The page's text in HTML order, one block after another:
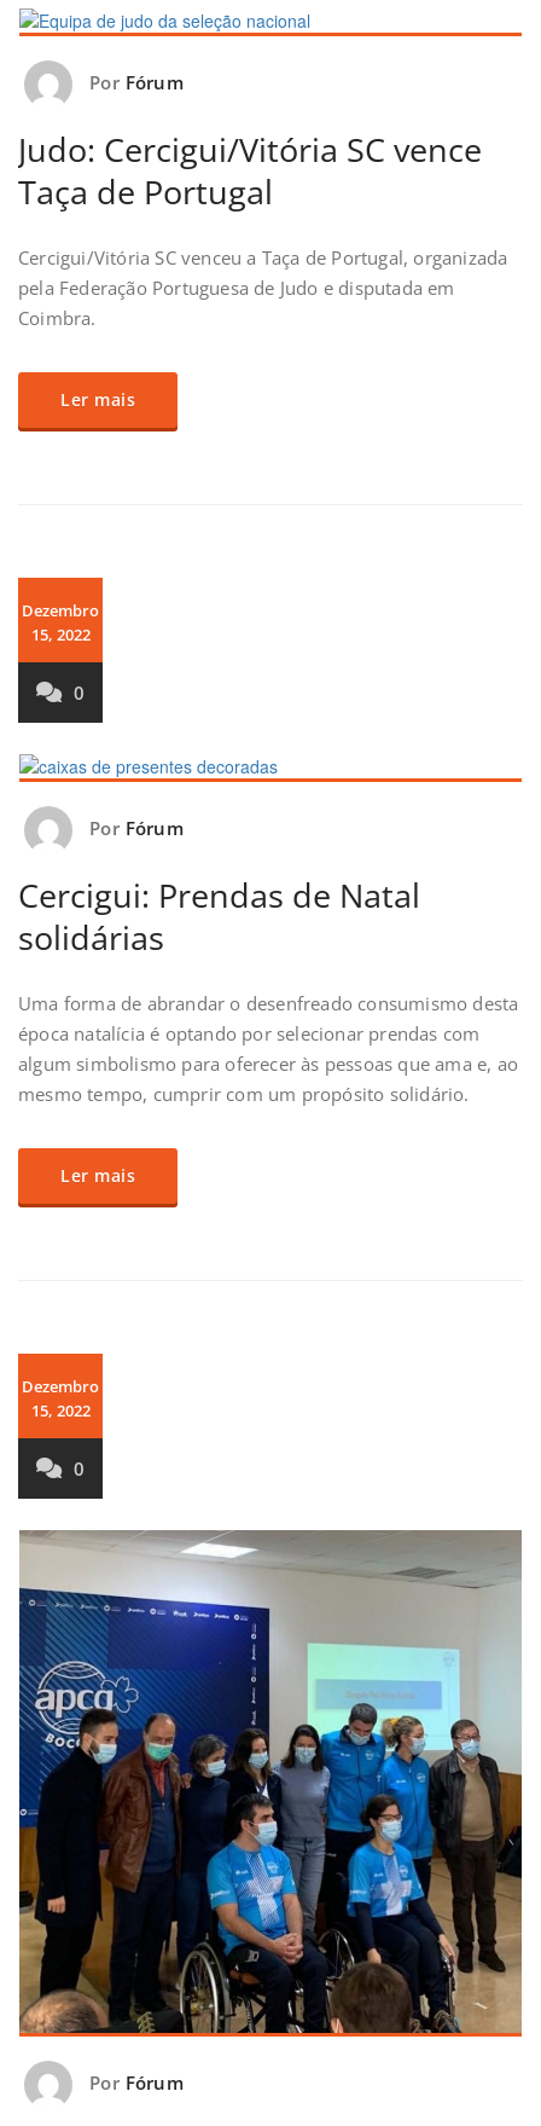
Por Fórum
Judo: Cercigui/Vitória SC vence
Taça de Portugal
Cercigui/Vitória SC venceu a Taça de Portugal, organizada
pela Federação Portuguesa de Judo e disputada em
Coimbra.
Ler mais
Dezembro
15, 2022
0
Por Fórum
Cercigui: Prendas de Natal
solidárias
Uma forma de abrandar o desenfreado consumismo desta
época natalícia é optando por selecionar prendas com
algum simbolismo para oferecer às pessoas que ama e, ao
mesmo tempo, cumprir com um propósito solidário.
Ler mais
Dezembro
15, 2022
0
Por Fórum